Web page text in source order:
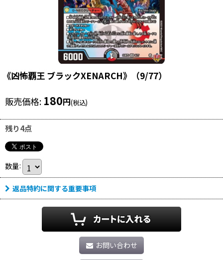
《凶怖覇王 ブラックXENARCH》（9/77）
販売価格: 180円(税込)
残り4点
数量:
返品特約に関する重要事項
お問い合わせ